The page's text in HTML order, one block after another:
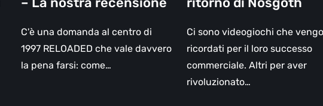
recensione
C'è una domanda al centro di
1997 RELOADED che vale davvero
la pena farsi: come…
Ci sono videogiochi che
ricordati per il loro successo
commerciale. Altri per aver
rivoluzionato…